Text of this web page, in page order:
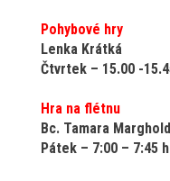
Pohybové hry
Lenka Krátká
Čtvrtek – 15.00 -
Hra na flétnu
Bc. Tamara
Pátek – 7:00 – 7:45